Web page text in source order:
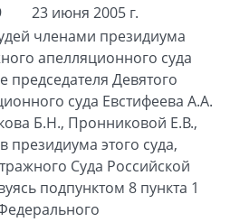
23 июня 2005 г.
членами президиума
апелляционного суда
председателя Девятого
суда Евстифеева А.А.
Б.Н., Пронниковой Е.В.,
президиума этого суда,
Суда Российской
подпунктом 8 пункта 1